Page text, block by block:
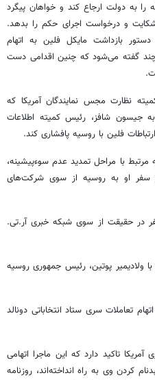
را به دولت ارجاع کند و خواهان پیگرد
و درخواست اجرای حکم را بدهد.
بازداشت مایکل فلین به اتهام
گفته می‌شود که چنین اقدامی دست
نظارت مجس نمایندگان آمریکا که
جیسون شافز، رئیس کمیته اطلاعات
فلین با روسیه پافشاری کند.
با مراحل تمدید عدم سوءپیشینه،
سفر او به روسیه از سوی شرکت‌های
در حقیقت از سوی شبکه خبری آر.تی.
ولادیمیر پوتین، رئیس جمهوری روسیه
تعاملات سری ستاد انتخاباتی دونالد
تاکید دارد که این ماجرا اتهامی
کردن وی به راه انداخته‌اند، روزنامه